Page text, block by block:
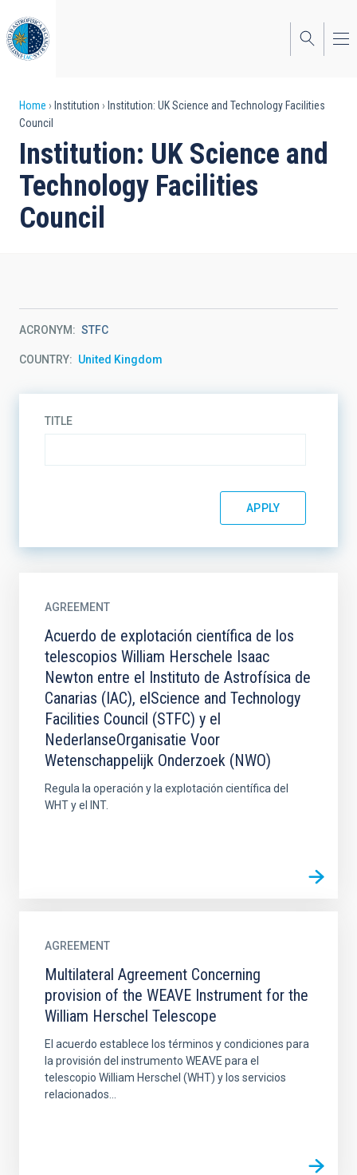
to
main
content
Breadcrumb
Home Institution
Institution: UK Science and Technology Facilities
Council
Institution: UK Science and
Technology Facilities
Council
ACRONYM STFC
COUNTRY United Kingdom
TITLE
AGREEMENT
Acuerdo de explotación científica de los
telescopios William Herschele Isaac
Newton entre el Instituto de Astrofísica de
Canarias (IAC), elScience and Technology
Facilities Council (STFC) y el
NederlanseOrganisatie Voor
Wetenschappelijk Onderzoek (NWO)
Regula la operación y la explotación científica del
WHT y el INT.
AGREEMENT
Multilateral Agreement Concerning
provision of the WEAVE Instrument for the
William Herschel Telescope
El acuerdo establece los términos y condiciones para
la provisión del instrumento WEAVE para el
telescopio William Herschel (WHT) y los servicios
relacionados...